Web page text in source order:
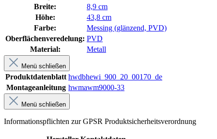
Breite:
8,9 cm
Höhe:
43,8 cm
Farbe:
Messing (glänzend, PVD)
Oberflächenveredelung: PVD
Material:
Metall
Menü schließen
Produktdatenblatt hwdbhewi_900_20_00170_de
Montageanleitung hwmawm9000-33
Menü schließen
Informationspflichten zur GPSR Produktsicherheitsverordnung